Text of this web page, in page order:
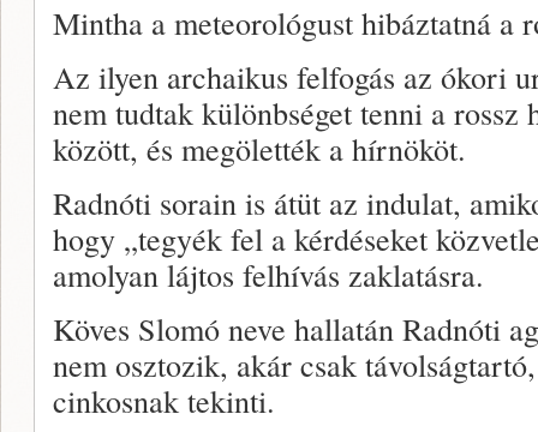
Mintha a meteorológust hibáztatná a
Az ilyen archaikus felfogás az ókori
nem tudtak különbséget tenni a rossz
között, és megölették a hírnököt.
Radnóti sorain is átüt az indulat,
hogy „tegyék fel a kérdéseket
amolyan lájtos felhívás zaklatásra.
Köves Slomó neve hallatán Radnóti
nem osztozik, akár csak
cinkosnak tekinti.